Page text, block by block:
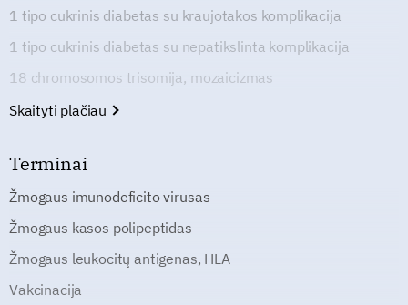
1 tipo cukrinis diabetas su kraujotakos komplikacija
1 tipo cukrinis diabetas su nepatikslinta komplikacija
18 chromosomos trisomija, mozaicizmas
Skaityti plačiau
Terminai
Žmogaus imunodeficito virusas
Žmogaus kasos polipeptidas
Žmogaus leukocitų antigenas, HLA
Vakcinacija